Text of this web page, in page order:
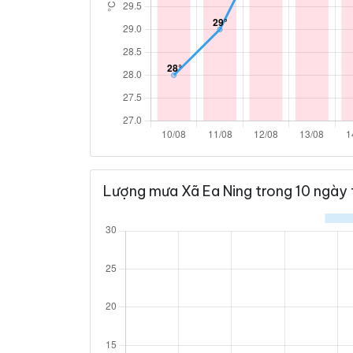
Lượng mưa Xã Ea Ning trong 10